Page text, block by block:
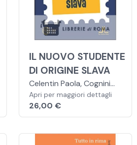
IL NUOVO STUDENTE
DI ORIGINE SLAVA
Celentin Paola, Cognini
Edith
Apri per maggiori dettagli
26,00 €